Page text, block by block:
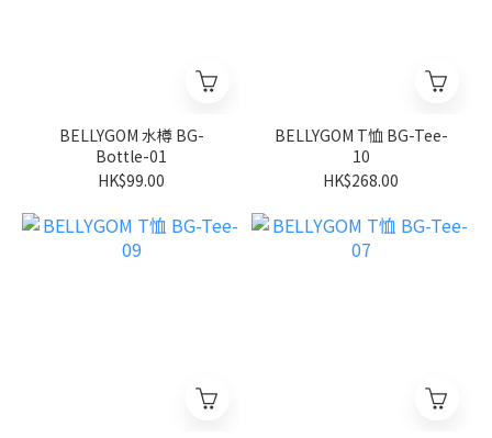
BELLYGOM 水樽 BG-
Bottle-01
HK$99.00
BELLYGOM T恤 BG-Tee-
10
HK$268.00